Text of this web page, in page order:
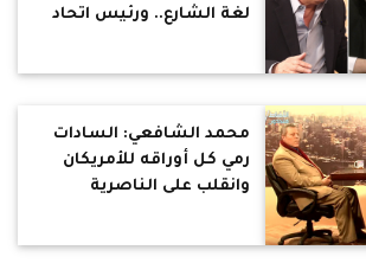
لغة الشارع.. ورئيس اتحاد
محمد الشافعي: السادات
رمي كل أوراقه للأمريكان
وانقلب على الناصرية